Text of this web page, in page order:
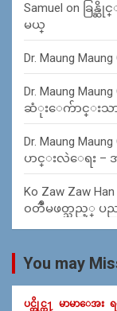
Samuel on ခြန္
မယ္
Dr. Maung Maung
Dr. Maung Maung
ဆံုးေက်ာင္းသား
Dr. Maung Maung
ပာင္းလဲေရး –
Ko Zaw Zaw Han
၀တၳဳမဖတ္သည့္ ပ
You may
ပင္တိုင္က႑ မာမာေအး